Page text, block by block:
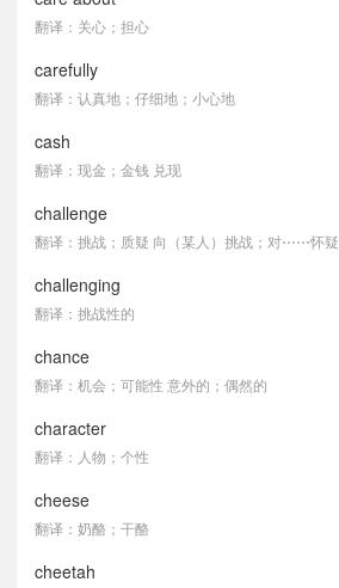
翻译：关心；担心
carefully
翻译：认真地；仔细地；小心地
cash
翻译：现金；金钱 兑现
challenge
翻译：挑战；质疑 向（某人）挑战；对⋯⋯怀疑
challenging
翻译：挑战性的
chance
翻译：机会；可能性 意外的；偶然的
character
翻译：人物；个性
cheese
翻译：奶酪；干酪
cheetah